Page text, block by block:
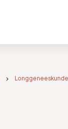
Longgeneeskunde